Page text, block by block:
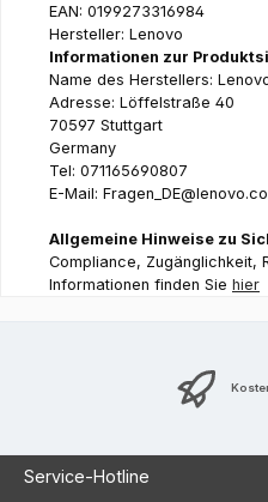
EAN: 0199273316984
Hersteller: Lenovo
Informationen zur
Name des Herstellers:
Adresse: Löffelstraße 40
70597 Stuttgart
Germany
Tel: 071165690807
E-Mail:
Allgemeine Hinweise zu
Compliance, Zugänglichkeit,
Informationen finden Sie hier
Service-Hotline